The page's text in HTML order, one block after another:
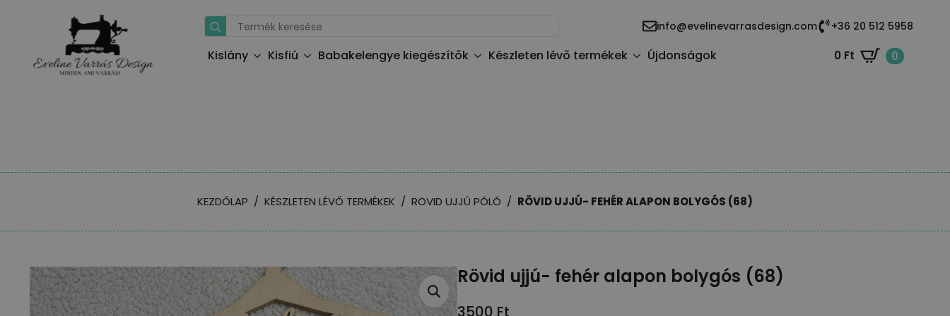
Search
for:
info@evelinevarrasdesign.com +36 20 512 5958
Kislány Kisfiú Babakelengye kiegészítők Készleten lévő termékek Újdonságok 0 Ft 0
KEZDŐLAP KÉSZLETEN LÉVŐ TERMÉKEK RÖVID UJJÚ PÓLÓ RÖVID UJJÚ- FEHÉR ALAPON BOLYGÓS (68)
Rövid ujjú- fehér alapon bolygós (68)
3500 Ft